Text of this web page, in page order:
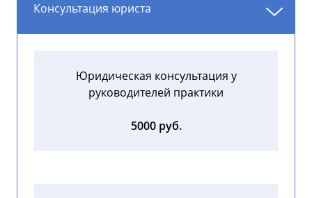
Консультация юриста
Юридическая консультация у
руководителей практики
5000 руб.